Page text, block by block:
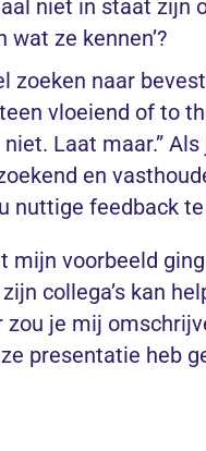
niet in staat zijn
wat ze kennen’?
zoeken naar
vloeiend of to
Laat maar.”
en
nuttige feedback
mijn voorbeeld
collega’s kan
zou je mij
presentatie heb